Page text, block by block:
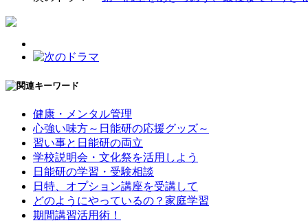
健康・メンタル管理
心強い味方～日能研の応援グッズ～
習い事と日能研の両立
学校説明会・文化祭を活用しよう
日能研の学習・受験相談
日特、オプション講座を受講して
どのようにやっているの？家庭学習
期間講習活用術！